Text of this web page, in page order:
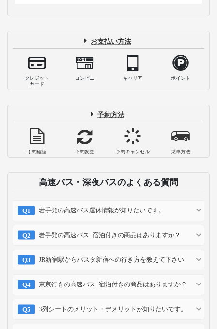
お支払い方法
クレジット
カード
コンビニ キャリア ポイント
予約方法
予約確認 予約変更 予約キャンセル 乗車方法
高速バス・深夜バスのよくある質問
岩手発の高速バス運休情報が知りたいです。
岩手発の高速バス+宿泊付きの商品はありますか？
JR新宿駅からバスタ新宿への行き方を教えて下さい
東京行きの高速バス+宿泊付きの商品はありますか？
3列シートのメリット・デメリットが知りたいです。